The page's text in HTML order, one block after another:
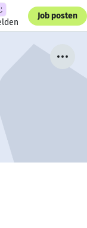
Job posten